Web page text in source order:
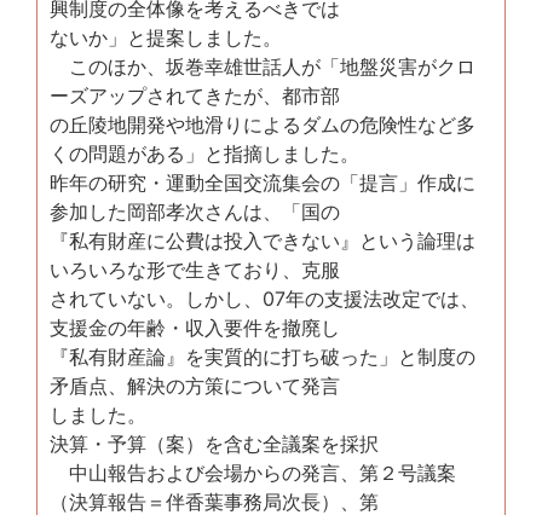
興制度の全体像を考えるべきでは
ないか」と提案しました。
このほか、坂巻幸雄世話人が「地盤災害がクロ
ーズアップされてきたが、都市部
の丘陵地開発や地滑りによるダムの危険性など多
くの問題がある」と指摘しました。
昨年の研究・運動全国交流集会の「提言」作成に
参加した岡部孝次さんは、「国の
『私有財産に公費は投入できない』という論理は
いろいろな形で生きており、克服
されていない。しかし、07年の支援法改定では、
支援金の年齢・収入要件を撤廃し
『私有財産論』を実質的に打ち破った」と制度の
矛盾点、解決の方策について発言
しました。
決算・予算（案）を含む全議案を採択
中山報告および会場からの発言、第２号議案
（決算報告＝伴香葉事務局次長）、第